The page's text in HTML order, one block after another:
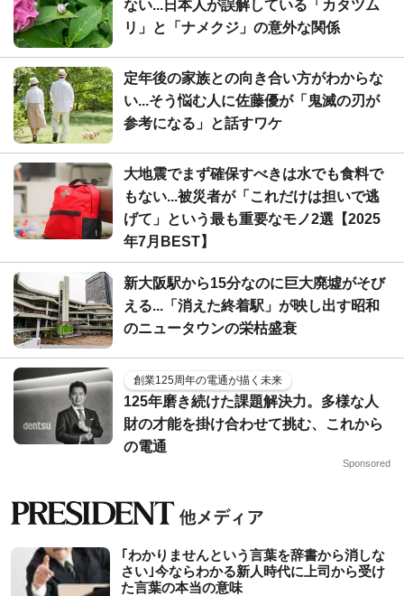
ない...日本人が誤解している「カタツム
リ」と「ナメクジ」の意外な関係
定年後の家族との向き合い方がわからな
い...そう悩む人に佐藤優が「鬼滅の刃が
参考になる」と話すワケ
大地震でまず確保すべきは水でも食料で
もない...被災者が「これだけは担いで逃
げて」という最も重要なモノ2選【2025
年7月BEST】
新大阪駅から15分なのに巨大廃墟がそび
える...「消えた終着駅」が映し出す昭和
のニュータウンの栄枯盛衰
創業125周年の電通が描く未来
125年磨き続けた課題解決力。多様な人
財の才能を掛け合わせて挑む、これから
の電通
Sponsored
｢わかりませんという言葉を辞書から消しな
さい｣今ならわかる新人時代に上司から受け
た言葉の本当の意味